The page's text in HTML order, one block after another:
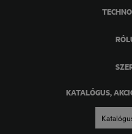
KATALÓGUS,